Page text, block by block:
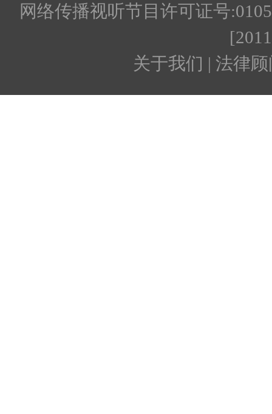
网络传播视听节目许可证号
关于我们 | 法律